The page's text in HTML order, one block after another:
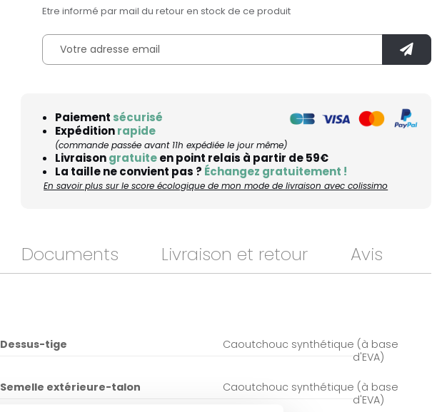
Etre informé par mail du retour en stock de ce produit
Paiement sécurisé
Expéditionrapide
(commande passée avant 11h expédiée le jour même)
Livraisongratuiteen point relais à partir de 59€
La taille ne convient pas ? Échangez gratuitement !
En savoir plus sur le score écologique de mon mode de livraison avec colissimo
Documents Livraison et retour Avis
Dessus-tige
Caoutchouc synthétique (à base
d'EVA)
Semelle extérieure-talon
Caoutchouc synthétique (à base
d'EVA)